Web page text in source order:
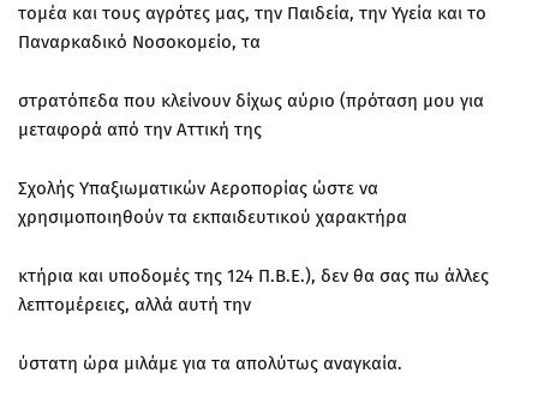
τομέα και τους αγρότες μας, την Παιδεία, την Υγεία και το
Παναρκαδικό Νοσοκομείο, τα
στρατόπεδα που κλείνουν δίχως αύριο (πρόταση μου για
μεταφορά από την Αττική της
Σχολής Υπαξιωματικών Αεροπορίας ώστε να
χρησιμοποιηθούν τα εκπαιδευτικού χαρακτήρα
κτήρια και υποδομές της 124 Π.Β.Ε.), δεν θα σας πω άλλες
λεπτομέρειες, αλλά αυτή την
ύστατη ώρα μιλάμε για τα απολύτως αναγκαία.